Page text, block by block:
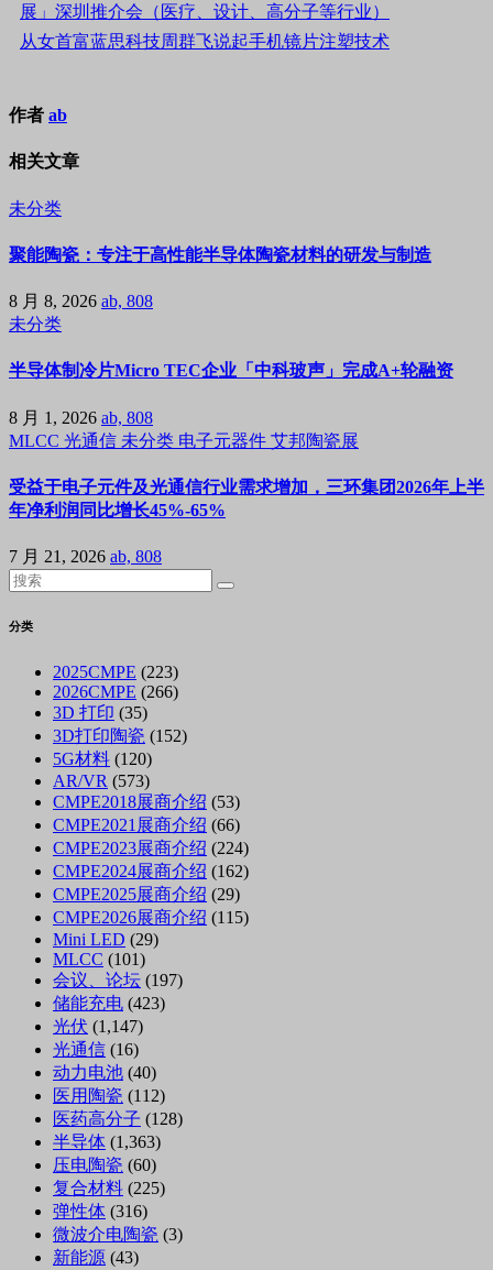
展」深圳推介会（医疗、设计、高分子等行业）
从女首富蓝思科技周群飞说起手机镜片注塑技术
作者 ab
相关文章
未分类
聚能陶瓷：专注于高性能半导体陶瓷材料的研发与制造
8 月 8, 2026 ab, 808
未分类
半导体制冷片Micro TEC企业「中科玻声」完成A+轮融资
8 月 1, 2026 ab, 808
MLCC 光通信 未分类 电子元器件 艾邦陶瓷展
受益于电子元件及光通信行业需求增加，三环集团2026年上半
年净利润同比增长45%-65%
7 月 21, 2026 ab, 808
分类
2025CMPE (223)
2026CMPE (266)
3D 打印 (35)
3D打印陶瓷 (152)
5G材料 (120)
AR/VR (573)
CMPE2018展商介绍 (53)
CMPE2021展商介绍 (66)
CMPE2023展商介绍 (224)
CMPE2024展商介绍 (162)
CMPE2025展商介绍 (29)
CMPE2026展商介绍 (115)
Mini LED (29)
MLCC (101)
会议、论坛 (197)
储能充电 (423)
光伏 (1,147)
光通信 (16)
动力电池 (40)
医用陶瓷 (112)
医药高分子 (128)
半导体 (1,363)
压电陶瓷 (60)
复合材料 (225)
弹性体 (316)
微波介电陶瓷 (3)
新能源 (43)